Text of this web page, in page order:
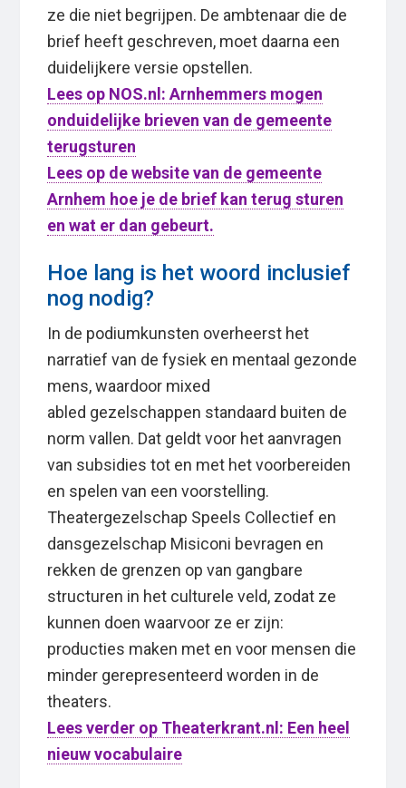
ze die niet begrijpen. De ambtenaar die de
brief heeft geschreven, moet daarna een
duidelijkere versie opstellen.
Lees op NOS.nl: Arnhemmers mogen
onduidelijke brieven van de gemeente
terugsturen
Lees op de website van de gemeente
Arnhem hoe je de brief kan terug sturen
en wat er dan gebeurt.
Hoe lang is het woord inclusief
nog nodig?
In de podiumkunsten overheerst het
narratief van de fysiek en mentaal gezonde
mens, waardoor mixed
abled gezelschappen standaard buiten de
norm vallen. Dat geldt voor het aanvragen
van subsidies tot en met het voorbereiden
en spelen van een voorstelling.
Theatergezelschap Speels Collectief en
dansgezelschap Misiconi bevragen en
rekken de grenzen op van gangbare
structuren in het culturele veld, zodat ze
kunnen doen waarvoor ze er zijn:
producties maken met en voor mensen die
minder gerepresenteerd worden in de
theaters.
Lees verder op Theaterkrant.nl: Een heel
nieuw vocabulaire